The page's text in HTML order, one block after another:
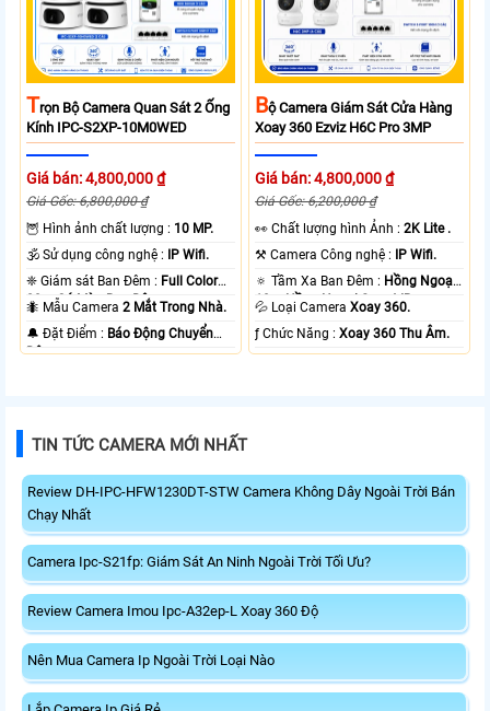
TRọn Bộ Camera Quan Sát 2 Ống
Kính IPC-S2XP-10M0WED
Giá bán: 4,800,000 ₫
Giá Gốc: 6,800,000 ₫
🦉 Hình ảnh chất lượng : 10 MP.
🕉️ Sử dụng công nghệ :
IP Wifi.
❈ Giám sát Ban Đêm : Full Color
20m Có Màu Ban Ðêm.
🐜 Mẫu Camera2 Mắt Trong Nhà.
️🔔 Đặt Điểm : Báo Động Chuyển
Động.
BỘ Camera Giám Sát Cửa Hàng
Xoay 360 Ezviz H6C Pro 3MP
Giá bán: 4,800,000 ₫
Giá Gốc: 6,200,000 ₫
️👀 Chất lượng hình Ảnh :2K Lite .
⚒ Camera Công nghệ :
IP Wifi.
🔅 Tầm Xa Ban Đêm : Hồng Ngoại
10m Hồng Ngoại Smart IR.
💦 Loại CameraXoay 360.
️ƒ Chức Năng :Xoay 360 Thu Âm.
TIN TỨC CAMERA MỚI NHẤT
Review DH-IPC-HFW1230DT-STW Camera Không Dây Ngoài Trời Bán
Chạy Nhất
Camera Ipc-S21fp: Giám Sát An Ninh Ngoài Trời Tối Ưu?
Review Camera Imou Ipc-A32ep-L Xoay 360 Độ
Nên Mua Camera Ip Ngoài Trời Loại Nào